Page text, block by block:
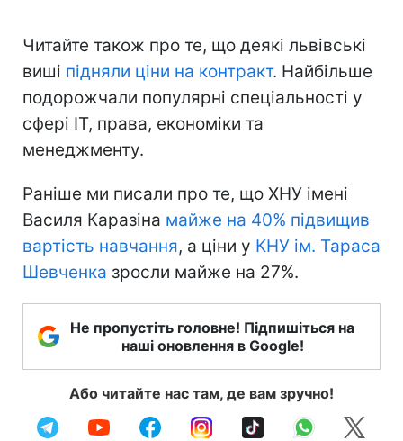
Читайте також про те, що деякі львівські
виші підняли ціни на контракт. Найбільше
подорожчали популярні спеціальності у
сфері ІТ, права, економіки та
менеджменту.
Раніше ми писали про те, що ХНУ імені
Василя Каразіна майже на 40% підвищив
вартість навчання, а ціни у КНУ ім. Тараса
Шевченка зросли майже на 27%.
Не пропустіть головне! Підпишіться на
наші оновлення в Google!
Або читайте нас там, де вам зручно!